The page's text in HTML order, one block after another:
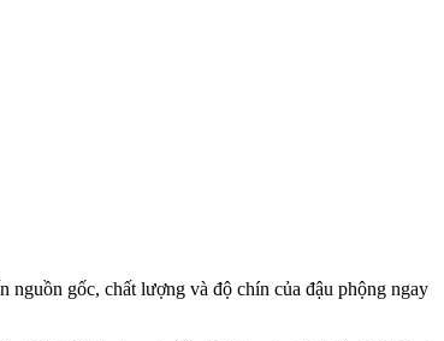
nguồn gốc, chất lượng và độ chín của đậu phộng ngay